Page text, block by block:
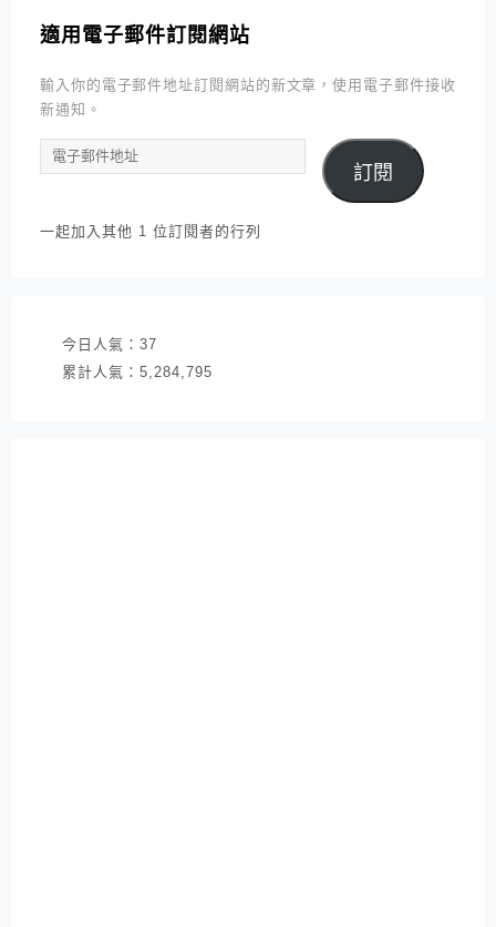
適用電子郵件訂閱網站
輸入你的電子郵件地址訂閱網站的新文章，使用電子郵件接收
新通知。
電
子
件
訂閱
一起加入其他 1 位訂閱者的行列
今日人氣： 37
累計人氣： 5,284,795